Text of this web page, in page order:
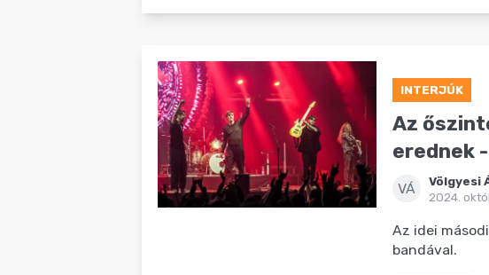
INTERJÚK
Az
erednek
VÁ
Völgyesi
2024.
Az idei
bandával.